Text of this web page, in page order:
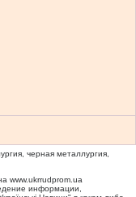
черная металлургия,
www.ukrrudprom.ua
информации,